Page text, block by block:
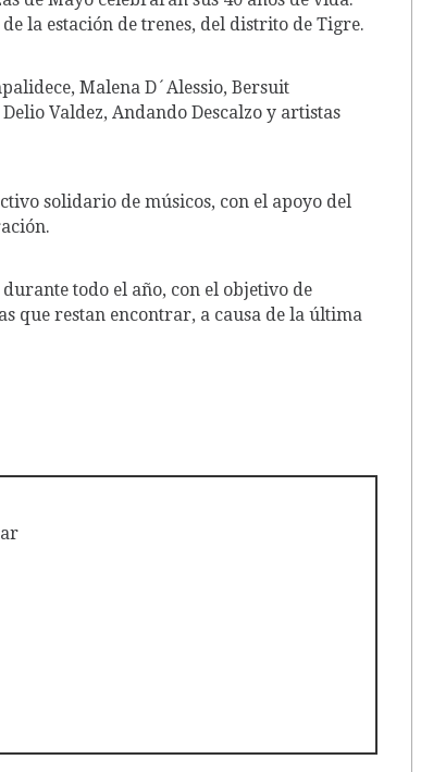
la estación de trenes, del distrito de Tigre.
Malena D´Alessio, Bersuit
Valdez, Andando Descalzo y artistas
solidario de músicos, con el apoyo del
todo el año, con el objetivo de
que restan encontrar, a causa de la última